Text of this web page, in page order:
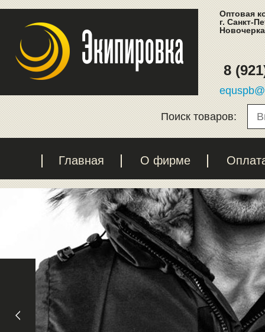
Оптовая
г. Санкт-
8
Поиск товаров:
Главная О фирме